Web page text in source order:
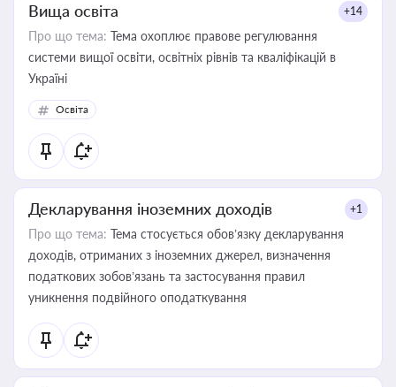
Вища освіта +14
Про що тема: Тема охоплює правове регулювання
системи вищої освіти, освітніх рівнів та кваліфікацій в
Україні
Освіта
Декларування іноземних доходів +1
Про що тема: Тема стосується обов’язку декларування
доходів, отриманих з іноземних джерел, визначення
податкових зобов’язань та застосування правил
уникнення подвійного оподаткування